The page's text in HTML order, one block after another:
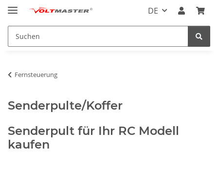
DE
Fernsteuerung
Senderpulte/Koffer
Senderpult für Ihr RC Modell
kaufen